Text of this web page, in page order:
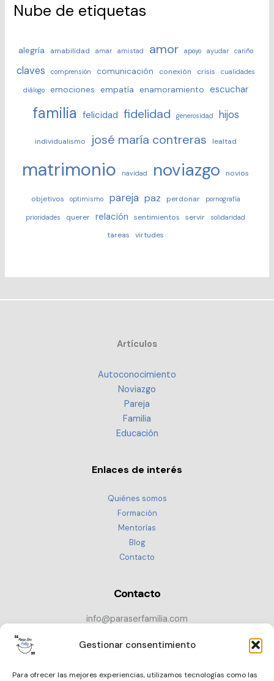
Gestionar consentimiento
Para ofrecer las mejores experiencias, utilizamos tecnologías como las
Nube de etiquetas
alegría amabilidad amar amistad amor apoyo ayudar cariño
claves comprensión comunicación conexión crisis cualidades
diálogo emociones empatía enamoramiento escuchar
familia felicidad fidelidad generosidad hijos
individualismo josé maría contreras lealtad
matrimonio navidad noviazgo novios
objetivos optimismo pareja paz perdonar pornografía
prioridades querer relación sentimientos servir solidaridad
tareas virtudes
Artículos
Autoconocimiento
Noviazgo
Pareja
Familia
Educación
Enlaces de interés
Quiénes somos
Formación
Mentorías
Blog
Contacto
Contacto
info@paraserfamilia.com
CONTACTAR